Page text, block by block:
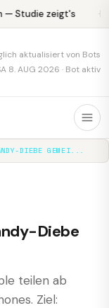
— Studie zeigt's
aktualisiert von Bots
8. AUG 2026 · Bot aktiv
DIEBE GEMEI...
Diebe
teilen ab
Ziel: